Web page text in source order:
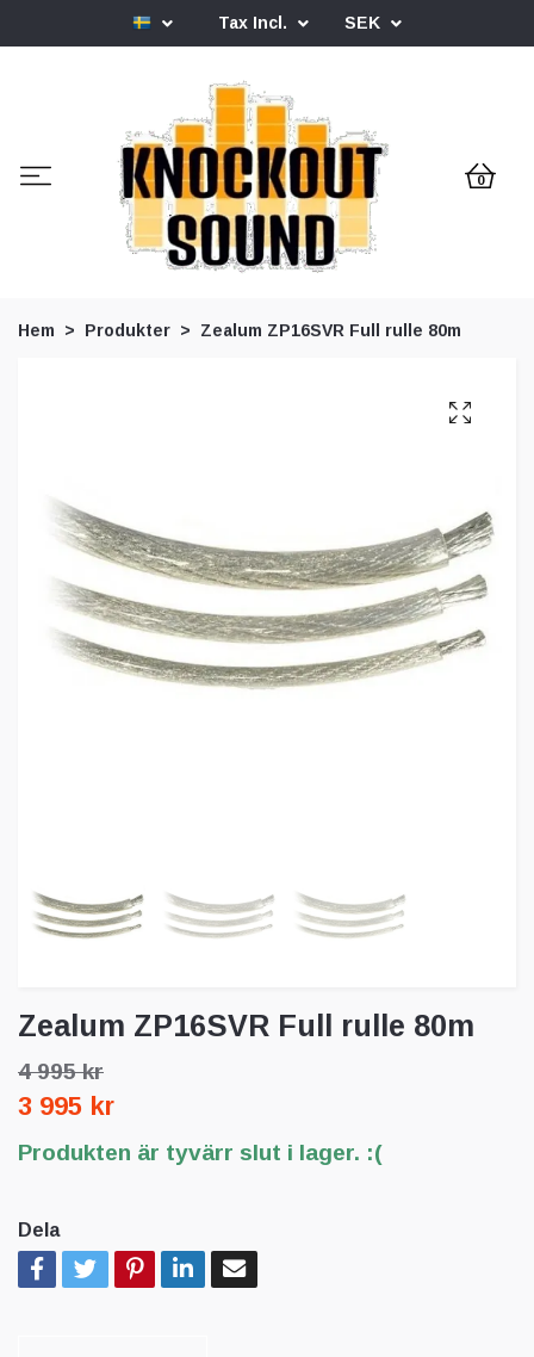
Tax Incl. SEK
0
Hem Produkter Zealum ZP16SVR Full rulle 80m
Zealum ZP16SVR Full rulle 80m
4 995 kr
3 995 kr
Produkten är tyvärr slut i lager. :(
Dela